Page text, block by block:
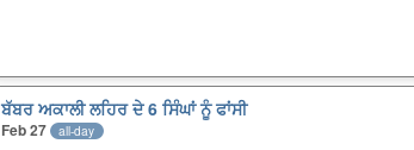
ਬੱਬਰ ਅਕਾਲੀ ਲਹਿਰ ਦੇ 6 ਸਿੰਘਾਂ ਨੂੰ ਫਾਂਸੀ
Feb 27 all-day